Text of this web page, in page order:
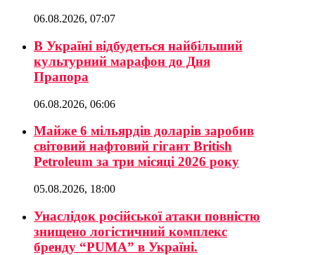
06.08.2026, 07:07
В Україні відбудеться найбільший
культурний марафон до Дня
Прапора
06.08.2026, 06:06
Майже 6 мільярдів доларів заробив
світовий нафтовий гігант British
Petroleum за три місяці 2026 року
05.08.2026, 18:00
Унаслідок російської атаки повністю
знищено логістичний комплекс
бренду “PUMA” в Україні.